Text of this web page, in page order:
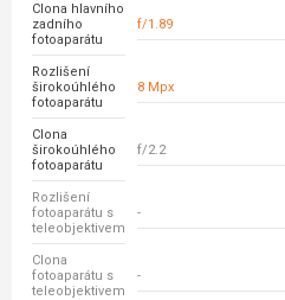
Clona hlavního
zadního
fotoaparátu
f/1.89
Rozlišení
širokoúhlého
fotoaparátu
8 Mpx
Clona
širokoúhlého
fotoaparátu
f/2.2
Rozlišení
fotoaparátu s
teleobjektivem
-
Clona
fotoaparátu s
teleobjektivem
-